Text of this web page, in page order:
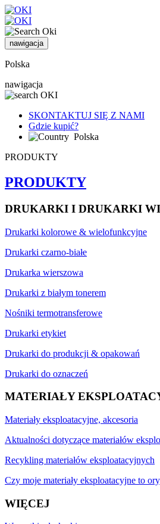
nawigacja
Polska
nawigacja
SKONTAKTUJ SIĘ Z NAMI
Gdzie kupić?
Polska
PRODUKTY
PRODUKTY
DRUKARKI I DRUKARKI
Drukarki kolorowe & wielofunkcyjne
Drukarki czarno-białe
Drukarka wierszowa
Drukarki z białym tonerem
Nośniki termotransferowe
Drukarki etykiet
Drukarki do produkcji & opakowań
Drukarki do oznaczeń
MATERIAŁY
Materiały eksploatacyjne, akcesoria
Aktualności dotyczące materiałów
Recykling materiałów eksploatacyjnych
Czy moje materiały eksploatacyjne to
WIĘCEJ